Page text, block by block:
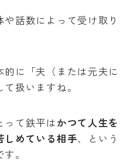
話数によって受け取り
に「夫（または元夫に
扱いますね。
って鉄平はかつて人生を
しめている相手、という
。